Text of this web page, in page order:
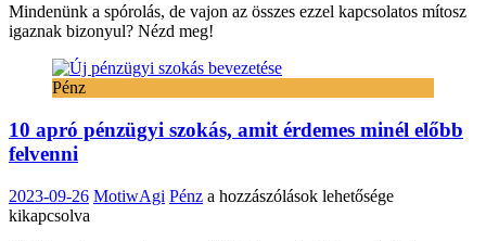
Mindenünk a spórolás, de vajon az összes ezzel kapcsolatos mítosz
igaznak bizonyul? Nézd meg!
Pénz
10 apró pénzügyi szokás, amit érdemes minél előbb
felvenni
2023-09-26 MotiwAgi Pénz 10
a hozzászólások lehetősége
kikapcsolva